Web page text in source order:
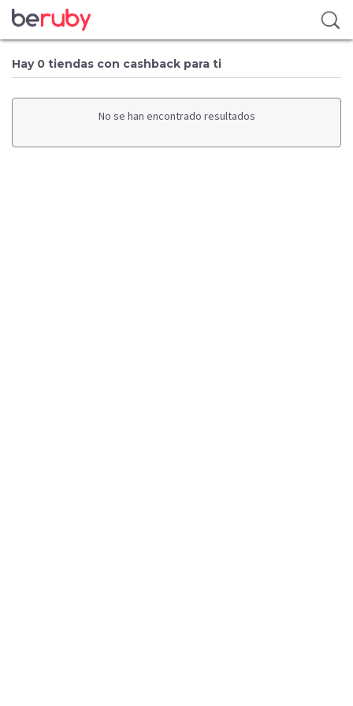
Hay 0 tiendas con cashback para ti
No se han encontrado resultados